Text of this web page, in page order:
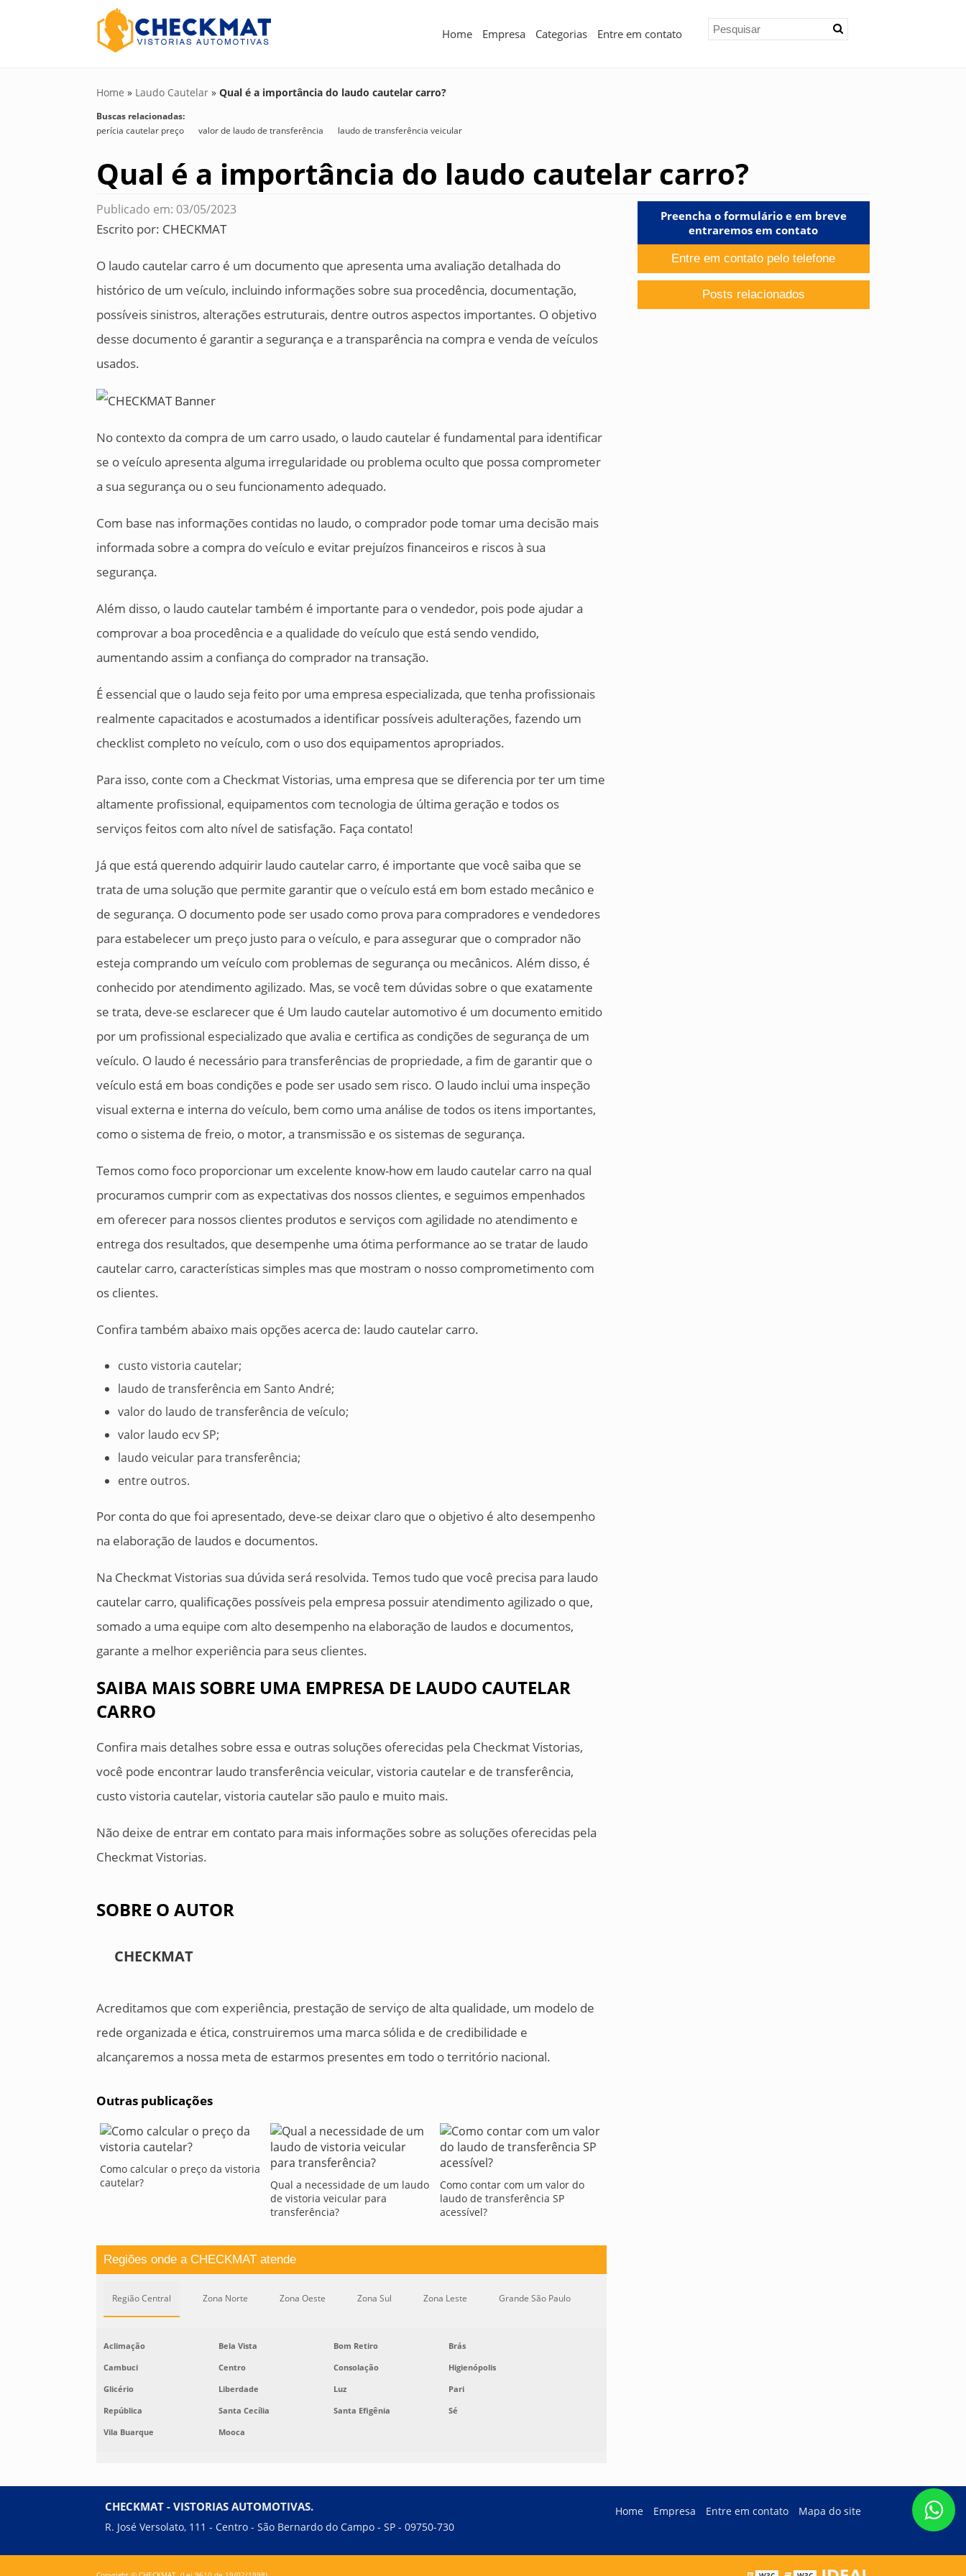
Home Empresa Categorias Entre em contato
Home » Laudo Cautelar »Qual é a importância do laudo cautelar carro?
Buscas relacionadas:
perícia cautelar preço
valor de laudo de transferência laudo de transferência veicular
Qual é a importância do laudo cautelar carro?
Publicado em: 03/05/2023
Escrito por: CHECKMAT
O laudo cautelar carro é um documento que apresenta uma avaliação detalhada do
histórico de um veículo, incluindo informações sobre sua procedência, documentação,
possíveis sinistros, alterações estruturais, dentre outros aspectos importantes. O objetivo
desse documento é garantir a segurança e a transparência na compra e venda de veículos
usados.
No contexto da compra de um carro usado, o laudo cautelar é fundamental para identificar
se o veículo apresenta alguma irregularidade ou problema oculto que possa comprometer
a sua segurança ou o seu funcionamento adequado.
Com base nas informações contidas no laudo, o comprador pode tomar uma decisão mais
informada sobre a compra do veículo e evitar prejuízos financeiros e riscos à sua
segurança.
Além disso, o laudo cautelar também é importante para o vendedor, pois pode ajudar a
comprovar a boa procedência e a qualidade do veículo que está sendo vendido,
aumentando assim a confiança do comprador na transação.
É essencial que o laudo seja feito por uma empresa especializada, que tenha profissionais
realmente capacitados e acostumados a identificar possíveis adulterações, fazendo um
checklist completo no veículo, com o uso dos equipamentos apropriados.
Para isso, conte com a Checkmat Vistorias, uma empresa que se diferencia por ter um time
altamente profissional, equipamentos com tecnologia de última geração e todos os
serviços feitos com alto nível de satisfação. Faça contato!
Já que está querendo adquirir laudo cautelar carro, é importante que você saiba que se
trata de uma solução que permite garantir que o veículo está em bom estado mecânico e
de segurança. O documento pode ser usado como prova para compradores e vendedores
para estabelecer um preço justo para o veículo, e para assegurar que o comprador não
esteja comprando um veículo com problemas de segurança ou mecânicos. Além disso, é
conhecido por atendimento agilizado. Mas, se você tem dúvidas sobre o que exatamente
se trata, deve-se esclarecer que é Um laudo cautelar automotivo é um documento emitido
por um profissional especializado que avalia e certifica as condições de segurança de um
veículo. O laudo é necessário para transferências de propriedade, a fim de garantir que o
veículo está em boas condições e pode ser usado sem risco. O laudo inclui uma inspeção
visual externa e interna do veículo, bem como uma análise de todos os itens importantes,
como o sistema de freio, o motor, a transmissão e os sistemas de segurança.
Temos como foco proporcionar um excelente know-how em laudo cautelar carro na qual
procuramos cumprir com as expectativas dos nossos clientes, e seguimos empenhados
em oferecer para nossos clientes produtos e serviços com agilidade no atendimento e
entrega dos resultados, que desempenhe uma ótima performance ao se tratar de laudo
cautelar carro, características simples mas que mostram o nosso comprometimento com
os clientes.
Confira também abaixo mais opções acerca de: laudo cautelar carro.
custo vistoria cautelar;
laudo de transferência em Santo André;
valor do laudo de transferência de veículo;
valor laudo ecv SP;
laudo veicular para transferência;
entre outros.
Por conta do que foi apresentado, deve-se deixar claro que o objetivo é alto desempenho
na elaboração de laudos e documentos.
Na Checkmat Vistorias sua dúvida será resolvida. Temos tudo que você precisa para laudo
cautelar carro, qualificações possíveis pela empresa possuir atendimento agilizado o que,
somado a uma equipe com alto desempenho na elaboração de laudos e documentos,
garante a melhor experiência para seus clientes.
SAIBA MAIS SOBRE UMA EMPRESA DE LAUDO CAUTELAR
CARRO
Confira mais detalhes sobre essa e outras soluções oferecidas pela Checkmat Vistorias,
você pode encontrar laudo transferência veicular, vistoria cautelar e de transferência,
custo vistoria cautelar, vistoria cautelar são paulo e muito mais.
Não deixe de entrar em contato para mais informações sobre as soluções oferecidas pela
Checkmat Vistorias.
SOBRE O AUTOR
CHECKMAT
Acreditamos que com experiência, prestação de serviço de alta qualidade, um modelo de
rede organizada e ética, construiremos uma marca sólida e de credibilidade e
alcançaremos a nossa meta de estarmos presentes em todo o território nacional.
Outras publicações
Como calcular o preço da vistoria
cautelar?
Qual a necessidade de um laudo
de vistoria veicular para
transferência?
Como contar com um valor do
laudo de transferência SP
acessível?
Regiões onde a CHECKMAT atende
Região Central Zona Norte Zona Oeste Zona Sul Zona Leste Grande São Paulo
Aclimação Bela Vista Bom Retiro
Brás
Cambuci
Centro Consolação
Higienópolis
Glicério
Liberdade Luz
Pari
República
Santa Cecília Santa Efigênia
Sé
Vila Buarque
Mooca
Preencha o formulário e em breve
entraremos em contato
Entre em contato pelo telefone
Posts relacionados
CHECKMAT - VISTORIAS AUTOMOTIVAS.
R. José Versolato, 111 - Centro - São Bernardo do Campo - SP - 09750-730
Home Empresa Entre em contato Mapa do site